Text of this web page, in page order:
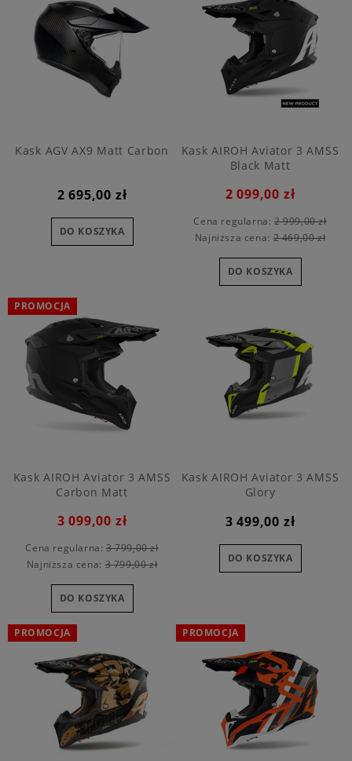
Kask AGV AX9 Matt Carbon
2 695,00 zł
DO KOSZYKA
Kask AIROH Aviator 3 AMSS
Black Matt
2 099,00 zł
Cena regularna: 2 999,00 zł
Najniższa cena:2 469,00 zł
DO KOSZYKA
Kask AIROH Aviator 3 AMSS
Carbon Matt
3 099,00 zł
Cena regularna: 3 799,00 zł
Najniższa cena:3 799,00 zł
DO KOSZYKA
PROMOCJA
Kask AIROH Aviator 3 AMSS
Glory
3 499,00 zł
DO KOSZYKA
PROMOCJA PROMOCJA